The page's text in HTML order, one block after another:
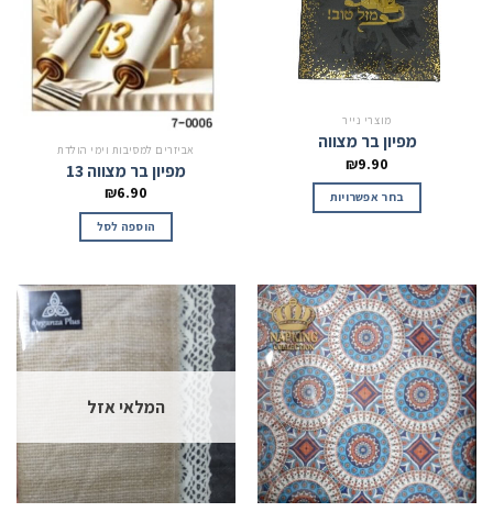
מוצרי נייר
מפיון בר מצווה
₪9.90
בחר אפשרויות
אביזרים למסיבות וימי הולדת
מפיון בר מצווה 13
₪6.90
הוספה לסל
המלאי אזל